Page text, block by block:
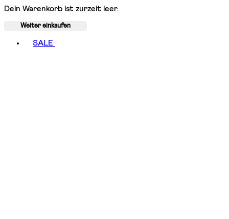
Dein Warenkorb ist zurzeit leer.
Weiter einkaufen
SALE